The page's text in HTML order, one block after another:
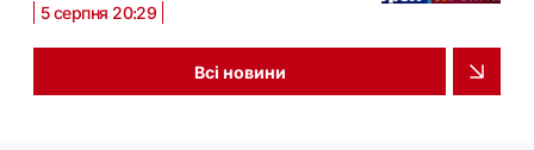
5 серпня 20:29
Всі новини